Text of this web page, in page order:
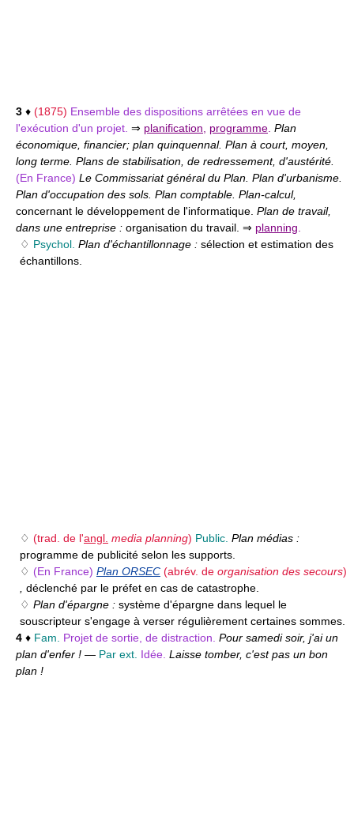
3 ♦ (1875) Ensemble des dispositions arrêtées en vue de
l'exécution d'un projet. ⇒ planification programme Plan
économique, financier; plan quinquennal. Plan à court, moyen,
long terme. Plans de stabilisation, de redressement, d'austérité.
(En France) Le Commissariat général du Plan. Plan d'urbanisme.
Plan d'occupation des sols. Plan comptable. Plan-calcul,
concernant le développement de l'informatique. Plan de travail,
dans une entreprise : organisation du travail. ⇒ planning
♢ Psychol. Plan d'échantillonnage : sélection et estimation des
échantillons.
♢ (trad. de l'angl. media planning) Public. Plan médias :
programme de publicité selon les supports.
♢ (En France) Plan ORSEC (abrév. de organisation des secours)
déclenché par le préfet en cas de catastrophe.
♢ Plan d'épargne : système d'épargne dans lequel le
souscripteur s'engage à verser régulièrement certaines sommes.
4 ♦ Fam. Projet de sortie, de distraction. Pour samedi soir, j'ai un
plan d'enfer ! — Par ext. Idée. Laisse tomber, c'est pas un bon
plan !